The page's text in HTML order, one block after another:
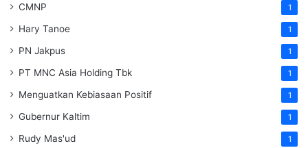
CMNP 1
Hary Tanoe 1
PN Jakpus 1
PT MNC Asia Holding Tbk 1
Menguatkan Kebiasaan Positif 1
Gubernur Kaltim 1
Rudy Mas'ud 1